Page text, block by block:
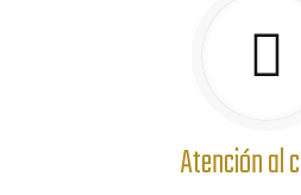
Atención al